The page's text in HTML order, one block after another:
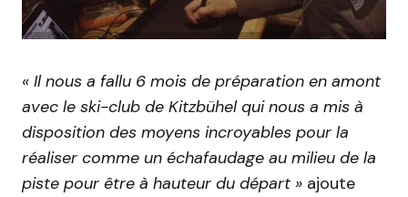
« Il nous a fallu 6 mois de préparation en amont
avec le ski-club de Kitzbühel qui nous a mis à
disposition des moyens incroyables pour la
réaliser comme un échafaudage au milieu de la
piste pour être à hauteur du départ » ajoute